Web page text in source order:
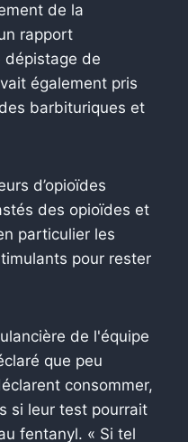
de la
rapport
de
également pris
barbituriques et
d’opioïdes
des opioïdes et
particulier les
pour rester
de l'équipe
que peu
consommer,
si leur test pourrait
fentanyl. « Si tel